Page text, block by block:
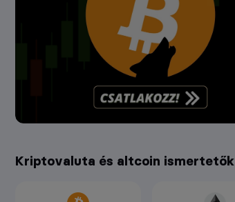
Kriptovaluta és altcoin ismertetők